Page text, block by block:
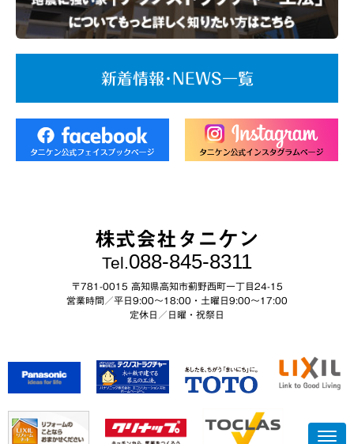
新着情報･NEWS一覧
株式会社タニケン
Tel.088-845-8311
〒781-0015 高知県高知市薊野西町一丁目24-15
営業時間／平日9:00～18:00・土曜日9:00〜17:00
定休日／日曜・祝祭日
N